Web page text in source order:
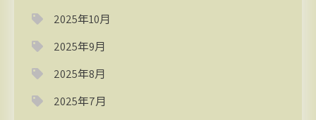
2025年10月
2025年9月
2025年8月
2025年7月